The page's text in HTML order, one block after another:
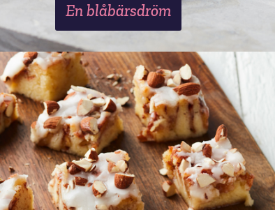
En blåbärsdröm